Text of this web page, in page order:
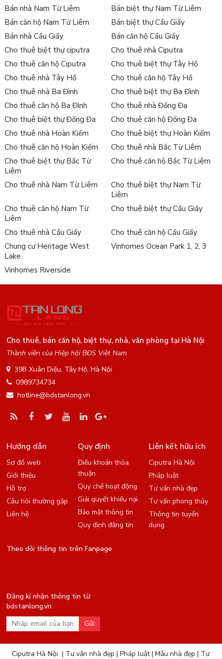
Bán nhà Nam Từ Liêm
Bán biệt thự Nam Từ Liêm
Bán căn hộ Nam Từ Liêm
Bán biệt thự Cầu Giấy
Bán nhà Cầu Giấy
Bán căn hộ Cầu Giấy
Cho thuê biệt thự ciputra
Cho thuê nhà Ciputra
Cho thuê căn hộ Ciputra
Cho thuê biệt thự Tây Hồ
Cho thuê nhà Tây Hồ
Cho thuê căn hộ Tây Hồ
Cho thuê nhà Ba Đình
Cho thuê biệt thự Ba Đình
Cho thuê căn hộ Ba Đình
Cho thuê nhà Đống Đa
Cho thuê biệt thự Đống Đa
Cho thuê căn hộ Đống Đa
Cho thuê nhà Hoàn Kiếm
Cho thuê biệt thự Hoàn Kiếm
Cho thuê căn hộ Hoàn Kiếm
Cho thuê nhà Bắc Từ Liêm
Cho thuê biệt thự Bắc Từ
Liêm
Cho thuê căn hộ Bắc Từ Liêm
Cho thuê nhà Nam Từ Liêm
Cho thuê biệt thự Nam Từ
Liêm
Cho thuê căn hộ Nam Từ
Liêm
Cho thuê biệt thự Cầu Giấy
Cho thuê nhà Cầu Giấy
Cho thuê căn hộ Cầu Giấy
Chung cư Heritage West
Lake
Vinhomes Ocean Park 1, 2, 3
Vinhomes Riverside
Cho thuê, bán căn hộ, biệt thự, nhà, văn phòng tại Hà Nội
Thành viên của Hiệp hội BĐS Việt Nam
39B Xuân Diệu, Tây Hồ, Hà Nội
0989734734
hotline@bdstanlong.vn
Hướng dẫn
Sơ đồ web
Giới thiệu
Hỗ trợ
Câu hỏi thường gặp
Liên hệ
Quy định
Điều khoản thỏa
thuận
Quy chế hoạt động
Giải quyết khiếu nại
Bảo mật thông tin
Quy định đăng tin
Liên kết hữu ích
Ciputra Hà Nội
Pháp luật
Tư vấn nhà đẹp
Tư vấn phong thủy
Thông tin tuyển
dụng
Theo dõi thông tin trên Fanpage
Đăng kí nhận thông tin từ
bdstanlong.vn
Gửi
Ciputra Hà Nội | Tư vấn nhà đẹp |Pháp luật|Mẫu nhà đẹp | Tư